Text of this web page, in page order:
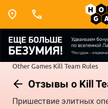
Other Games Kill Team Rules
Отзывы о Kill
Пришествие элитных